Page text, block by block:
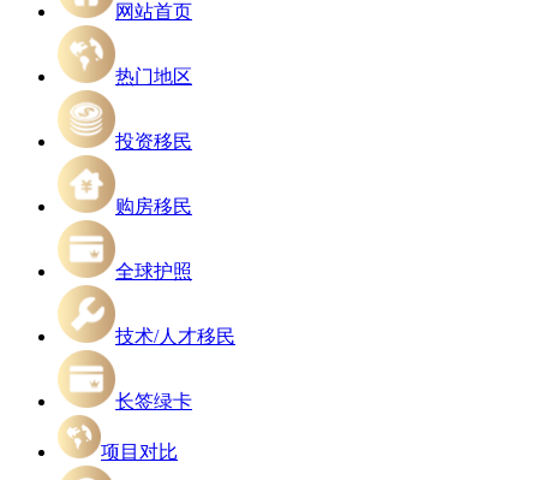
网站首页
热门地区
投资移民
购房移民
全球护照
技术/人才移民
长签绿卡
项目对比